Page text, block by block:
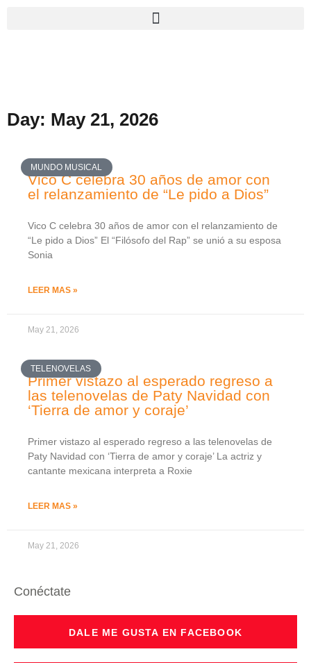
Day: May 21, 2026
MUNDO MUSICAL
Vico C celebra 30 años de amor con
el relanzamiento de “Le pido a Dios”
Vico C celebra 30 años de amor con el relanzamiento de
“Le pido a Dios” El “Filósofo del Rap” se unió a su esposa
Sonia
LEER MAS »
May 21, 2026
TELENOVELAS
Primer vistazo al esperado regreso a
las telenovelas de Paty Navidad con
‘Tierra de amor y coraje’
Primer vistazo al esperado regreso a las telenovelas de
Paty Navidad con ‘Tierra de amor y coraje’ La actriz y
cantante mexicana interpreta a Roxie
LEER MAS »
May 21, 2026
Conéctate
DALE ME GUSTA EN FACEBOOK